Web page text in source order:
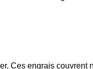
Ces engrais couvrent